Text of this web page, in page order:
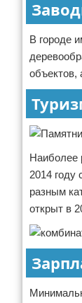
В городе
объектов,
Наиболее
2014 году
разным
открыт в